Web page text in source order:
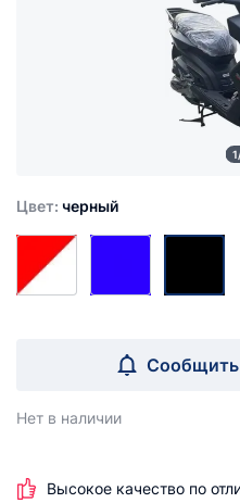
Цвет: черный
Сообщить
Нет в наличии
Высокое качество по